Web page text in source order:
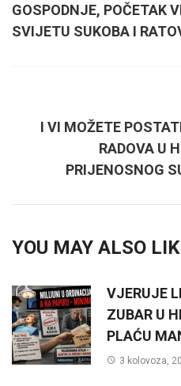
GOSPODNJE, POČETAK
SVIJETU SUKOBA I
I VI MOŽETE
RADOVA U
PRIJENOSNOG
YOU MAY ALSO
VJERUJE
ZUBAR U
PLAĆU
3 kolovoza,